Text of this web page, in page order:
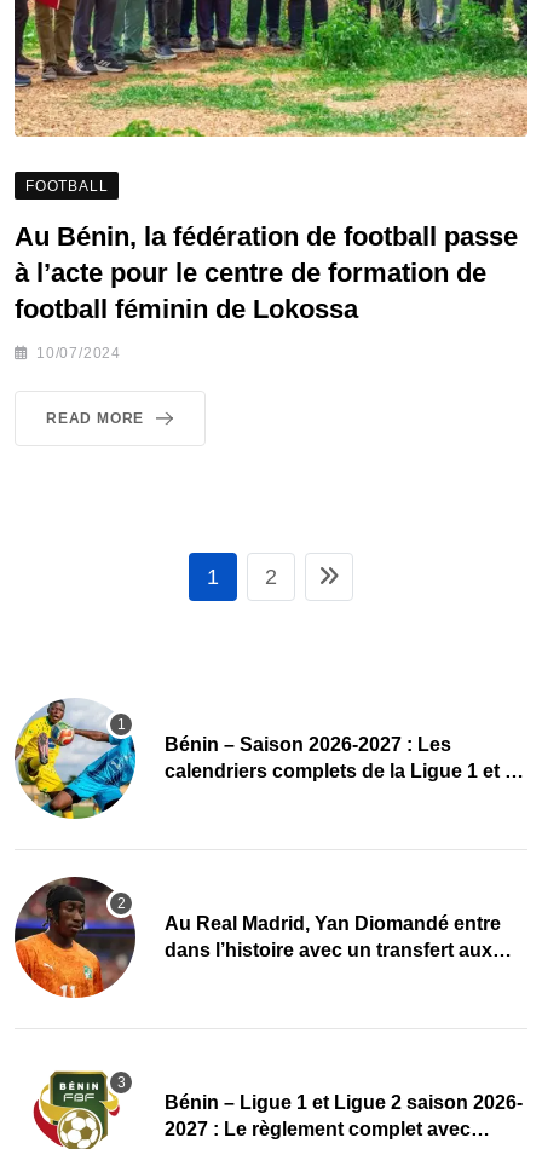
FOOTBALL
Au Bénin, la fédération de football passe
à l’acte pour le centre de formation de
football féminin de Lokossa
10/07/2024
READ MORE
1 2
Bénin – Saison 2026-2027 : Les
calendriers complets de la Ligue 1 et de
Au Real Madrid, Yan Diomandé entre
dans l’histoire avec un transfert aux
Bénin – Ligue 1 et Ligue 2 saison 2026-
2027 : Le règlement complet avec